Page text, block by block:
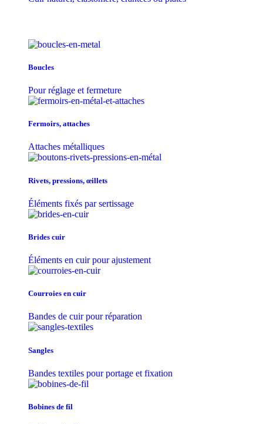
Boucles
Pour réglage et fermeture
Fermoirs, attaches
Attaches métalliques
Rivets, pressions, œillets
Éléments fixés par sertissage
Brides cuir
Éléments en cuir pour ajustement
Courroies en cuir
Bandes de cuir pour réparation
Sangles
Bandes textiles pour portage et fixation
Bobines de fil